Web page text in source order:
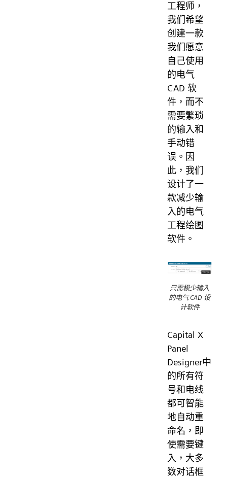
工程师，
我们希望
创建一款
我们愿意
自己使用
的电气
CAD 软
件，而不
需要繁琐
的输入和
手动错
误。因
此，我们
设计了一
款减少输
入的电气
工程绘图
软件。
只需极少输入
的电气 CAD 设
计软件
Capital X
Panel
Designer中
的所有符
号和电线
都可智能
地自动重
命名，即
使需要键
入，大多
数对话框